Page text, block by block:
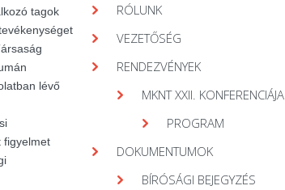
tagok
lévő
figyelmet
RÓLUNK
VEZETŐSÉG
RENDEZVÉNYEK
MKNT XXII. KONFERENCIÁJA
PROGRAM
DOKUMENTUMOK
BÍRÓSÁGI BEJEGYZÉS